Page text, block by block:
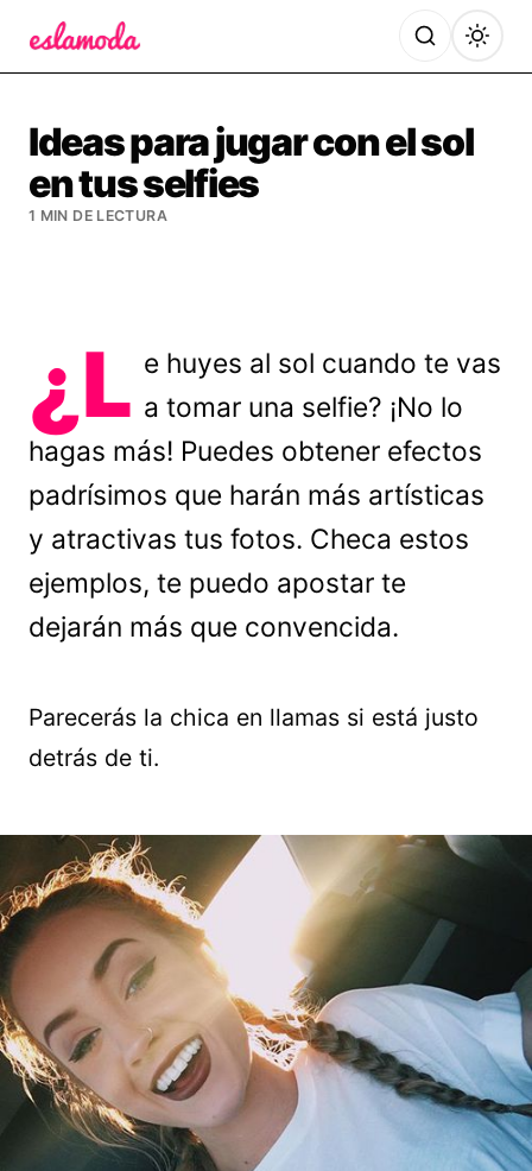
Ideas para jugar con el sol
en tus selfies
1 MIN DE LECTURA
¿L e huyes al sol cuando te vas
a tomar una selfie? ¡No lo
hagas más! Puedes obtener efectos
padrísimos que harán más artísticas
y atractivas tus fotos. Checa estos
ejemplos, te puedo apostar te
dejarán más que convencida.
Parecerás la chica en llamas si está justo
detrás de ti.